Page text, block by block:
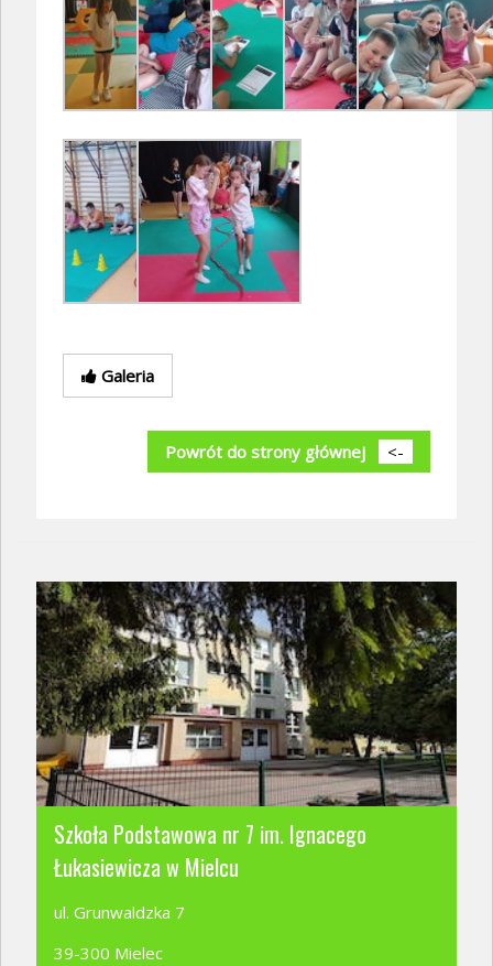
Galeria
Powrót do strony głównej <-
Szkoła Podstawowa nr 7 im. Ignacego
Łukasiewicza w Mielcu
ul. Grunwaldzka 7
39-300 Mielec